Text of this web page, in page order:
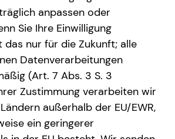
nine to five? Dann starte
und arbeitest gerne im Team? Du
Affinität zur Finanzbranche? Das trifft
Interessen kennt und weiß,
beruflich gehen möchte, hat bereits
Wir sind bei tecis immer auf der
Nachwuchs, der Lust auf
mit der späteren Chance auf
anpassen oder
Sie Ihre Einwilligung
das nur für die Zukunft; alle
Datenverarbeitungen
(Art. 7 Abs. 3 S. 3
Zustimmung verarbeiten wir
außerhalb der EU/EWR,
ein geringerer